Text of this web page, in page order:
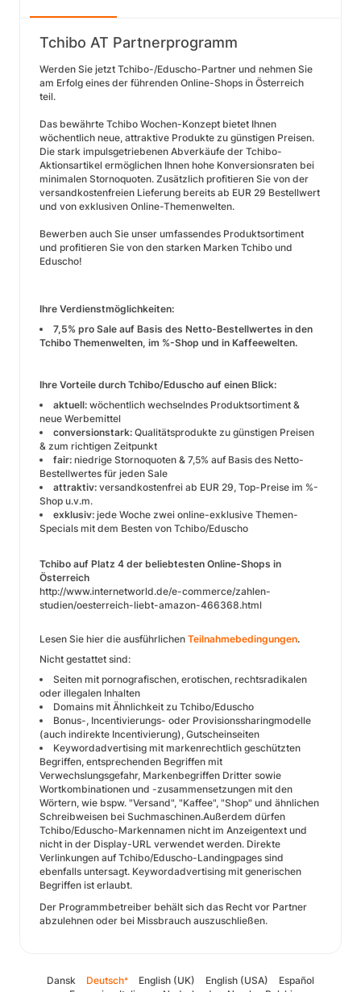
Tchibo AT Partnerprogramm
Werden Sie jetzt Tchibo-/Eduscho-Partner und nehmen Sie
am Erfolg eines der führenden Online-Shops in Österreich
teil.
Das bewährte Tchibo Wochen-Konzept bietet Ihnen
wöchentlich neue, attraktive Produkte zu günstigen Preisen.
Die stark impulsgetriebenen Abverkäufe der Tchibo-
Aktionsartikel ermöglichen Ihnen hohe Konversionsraten bei
minimalen Stornoquoten. Zusätzlich profitieren Sie von der
versandkostenfreien Lieferung bereits ab EUR 29 Bestellwert
und von exklusiven Online-Themenwelten.
Bewerben auch Sie unser umfassendes Produktsortiment
und profitieren Sie von den starken Marken Tchibo und
Eduscho!
Ihre Verdienstmöglichkeiten:
7,5% pro Sale auf Basis des Netto-Bestellwertes in den
Tchibo Themenwelten, im %-Shop und in Kaffeewelten.
Ihre Vorteile durch Tchibo/Eduscho auf einen Blick:
aktuell: wöchentlich wechselndes Produktsortiment &
neue Werbemittel
conversionstark: Qualitätsprodukte zu günstigen Preisen
& zum richtigen Zeitpunkt
fair: niedrige Stornoquoten & 7,5% auf Basis des Netto-
Bestellwertes für jeden Sale
attraktiv: versandkostenfrei ab EUR 29, Top-Preise im %-
Shop u.v.m.
exklusiv: jede Woche zwei online-exklusive Themen-
Specials mit dem Besten von Tchibo/Eduscho
Tchibo auf Platz 4 der beliebtesten Online-Shops in
Österreich
http://www.internetworld.de/e-commerce/zahlen-
studien/oesterreich-liebt-amazon-466368.html
Lesen Sie hier die ausführlichen Teilnahmebedingungen.
Nicht gestattet sind:
Seiten mit pornografischen, erotischen, rechtsradikalen
oder illegalen Inhalten
Domains mit Ähnlichkeit zu Tchibo/Eduscho
Bonus-, Incentivierungs- oder Provisionssharingmodelle
(auch indirekte Incentivierung), Gutscheinseiten
Keywordadvertising mit markenrechtlich geschützten
Begriffen, entsprechenden Begriffen mit
Verwechslungsgefahr, Markenbegriffen Dritter sowie
Wortkombinationen und -zusammensetzungen mit den
Wörtern, wie bspw. "Versand", "Kaffee", "Shop" und ähnlichen
Schreibweisen bei Suchmaschinen.Außerdem dürfen
Tchibo/Eduscho-Markennamen nicht im Anzeigentext und
nicht in der Display-URL verwendet werden. Direkte
Verlinkungen auf Tchibo/Eduscho-Landingpages sind
ebenfalls untersagt. Keywordadvertising mit generischen
Begriffen ist erlaubt.
Der Programmbetreiber behält sich das Recht vor Partner
abzulehnen oder bei Missbrauch auszuschließen.
Dansk Deutsch* English (UK) English (USA)
Español